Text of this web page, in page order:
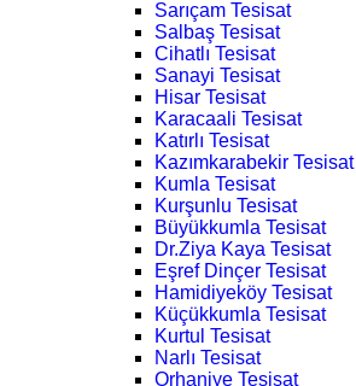
Sarıçam Tesisat
Salbaş Tesisat
Cihatlı Tesisat
Sanayi Tesisat
Hisar Tesisat
Karacaali Tesisat
Katırlı Tesisat
Kazımkarabekir Tesisat
Kumla Tesisat
Kurşunlu Tesisat
Büyükkumla Tesisat
Dr.Ziya Kaya Tesisat
Eşref Dinçer Tesisat
Hamidiyeköy Tesisat
Küçükkumla Tesisat
Kurtul Tesisat
Narlı Tesisat
Orhaniye Tesisat